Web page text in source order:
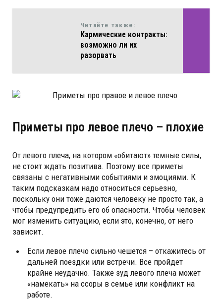
Читайте также:
Кармические контракты:
возможно ли их
разорвать
Приметы про левое плечо – плохие
От левого плеча, на котором «обитают» темные силы,
не стоит ждать позитива. Поэтому все приметы
связаны с негативными событиями и эмоциями. К
таким подсказкам надо относиться серьезно,
поскольку они тоже даются человеку не просто так, а
чтобы предупредить его об опасности. Чтобы человек
мог изменить ситуацию, если это, конечно, от него
зависит.
Если левое плечо сильно чешется – откажитесь от
дальней поездки или встречи. Все пройдет
крайне неудачно. Также зуд левого плеча может
«намекать» на ссоры в семье или конфликт на
работе.